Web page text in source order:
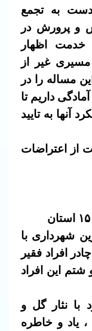
به تجمع
و پرورش در
خدمت اظهار
مسیریغیر از
مساله را در
داریم تا
آنها به تایید
از اعتراضات
شهرداری با
افراد فقیر
این افراد
با نثار گل و
یاد و خاطره